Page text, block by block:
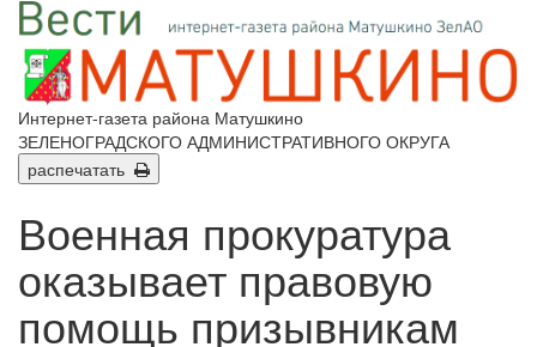
Интернет-газета района Матушкино
ЗЕЛЕНОГРАДСКОГО АДМИНИСТРАТИВНОГО ОКРУГА
распечатать
Военная прокуратура
оказывает правовую
помощь призывникам